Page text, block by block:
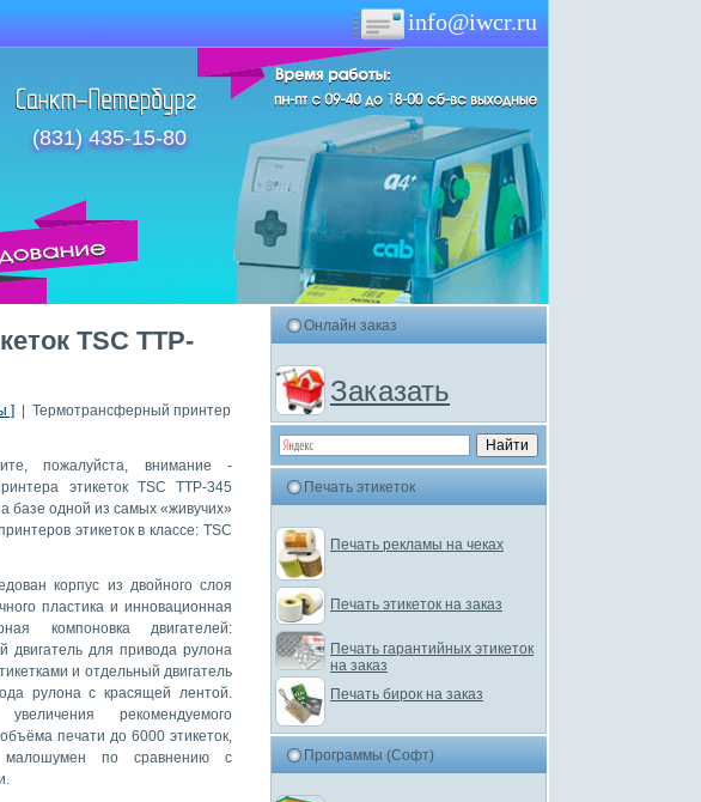
info@iwcr.ru
(831) 435-15-80
TSC TTP-
] | Термотрансферный принтер
пожалуйста, внимание -
этикеток TSC TTP-345
базе одной из самых «живучих»
этикеток в классе: TSC
корпус из двойного слоя
пластика и инновационная
компоновка двигателей:
двигатель для привода рулона
и отдельный двигатель
рулона с красящей лентой.
рекомендуемого
печати до 6000 этикеток,
малошумен по сравнению с
Онлайн заказ
Заказать
Печать этикеток
Печать рекламы на чеках
Печать этикеток на заказ
Печать гарантийных этикеток
на заказ
Печать бирок на заказ
Программы (Софт)